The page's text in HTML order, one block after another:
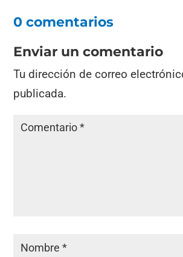
0 comentarios
Enviar un comentario
Tu dirección de correo
publicada.